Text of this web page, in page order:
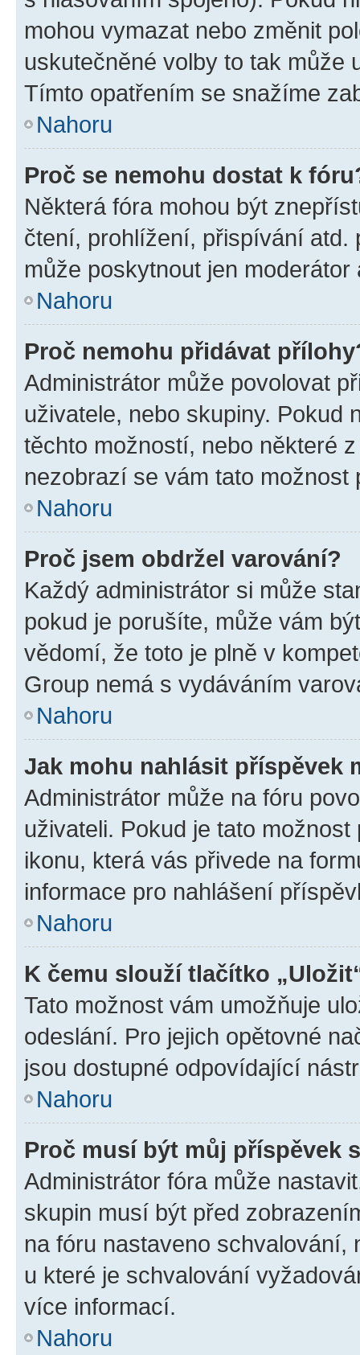
mohou vymazat nebo změnit
uskutečněné volby to tak může
Tímto opatřením se snažíme
Nahoru
Proč se nemohu dostat k
Některá fóra mohou být
čtení, prohlížení, přispívání atd.
může poskytnout jen
Nahoru
Proč nemohu přidávat
Administrátor může povolovat
uživatele, nebo skupiny. Pokud
těchto možností, nebo některé
nezobrazí se vám tato
Nahoru
Proč jsem obdržel varování?
Každý administrátor si může
pokud je porušíte, může vám
vědomí, že toto je plně v
Group nemá s vydáváním
Nahoru
Jak mohu nahlásit příspěvek
Administrátor může na fóru
uživateli. Pokud je tato
ikonu, která vás přivede na
informace pro nahlášení
Nahoru
K čemu slouží tlačítko
Tato možnost vám umožňuje
odeslání. Pro jejich opětovné
jsou dostupné odpovídající
Nahoru
Proč musí být můj příspěvek
Administrátor fóra může
skupin musí být před
na fóru nastaveno schvalování,
u které je schvalování
více informací.
Nahoru